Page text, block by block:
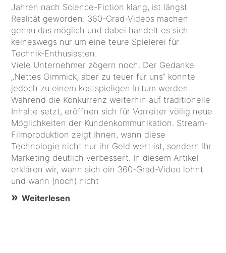
Jahren nach Science-Fiction klang, ist längst
Realität geworden. 360-Grad-Videos machen
genau das möglich und dabei handelt es sich
keineswegs nur um eine teure Spielerei für
Technik-Enthusiasten.
Viele Unternehmer zögern noch. Der Gedanke
„Nettes Gimmick, aber zu teuer für uns“ könnte
jedoch zu einem kostspieligen Irrtum werden.
Während die Konkurrenz weiterhin auf traditionelle
Inhalte setzt, eröffnen sich für Vorreiter völlig neue
Möglichkeiten der Kundenkommunikation. Stream-
Filmproduktion zeigt Ihnen, wann diese
Technologie nicht nur ihr Geld wert ist, sondern Ihr
Marketing deutlich verbessert. In diesem Artikel
erklären wir, wann sich ein 360-Grad-Video lohnt
und wann (noch) nicht
Weiterlesen